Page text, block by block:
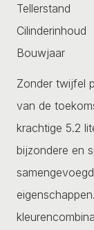
Tellerstand
Cilinderinhoud
Bouwjaar
Zonder twijfel
van de
krachtige 5.2
bijzondere en